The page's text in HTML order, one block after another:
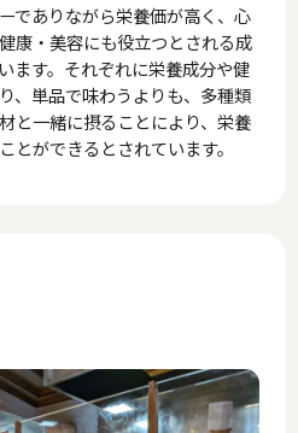
でありながら栄養価が高く、心
康・美容にも役立つとされる成
ます。それぞれに栄養成分や健
、単品で味わうよりも、多種類
と一緒に摂ることにより、栄養
とができるとされています。